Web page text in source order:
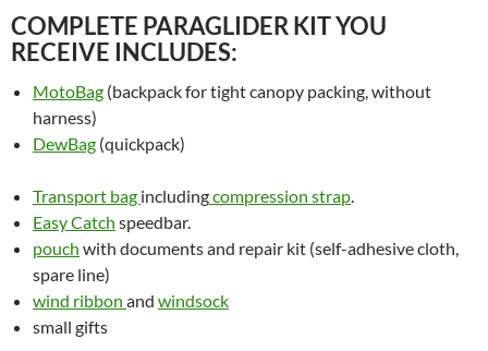
COMPLETE PARAGLIDER KIT YOU
RECEIVE INCLUDES:
MotoBag (backpack for tight canopy packing, without
harness)
DewBag (quickpack)
Transport bag includingcompression strap.
Easy Catch speedbar.
pouch with documents and repair kit (self-adhesive cloth,
spare line)
wind ribbon and windsock
small gifts